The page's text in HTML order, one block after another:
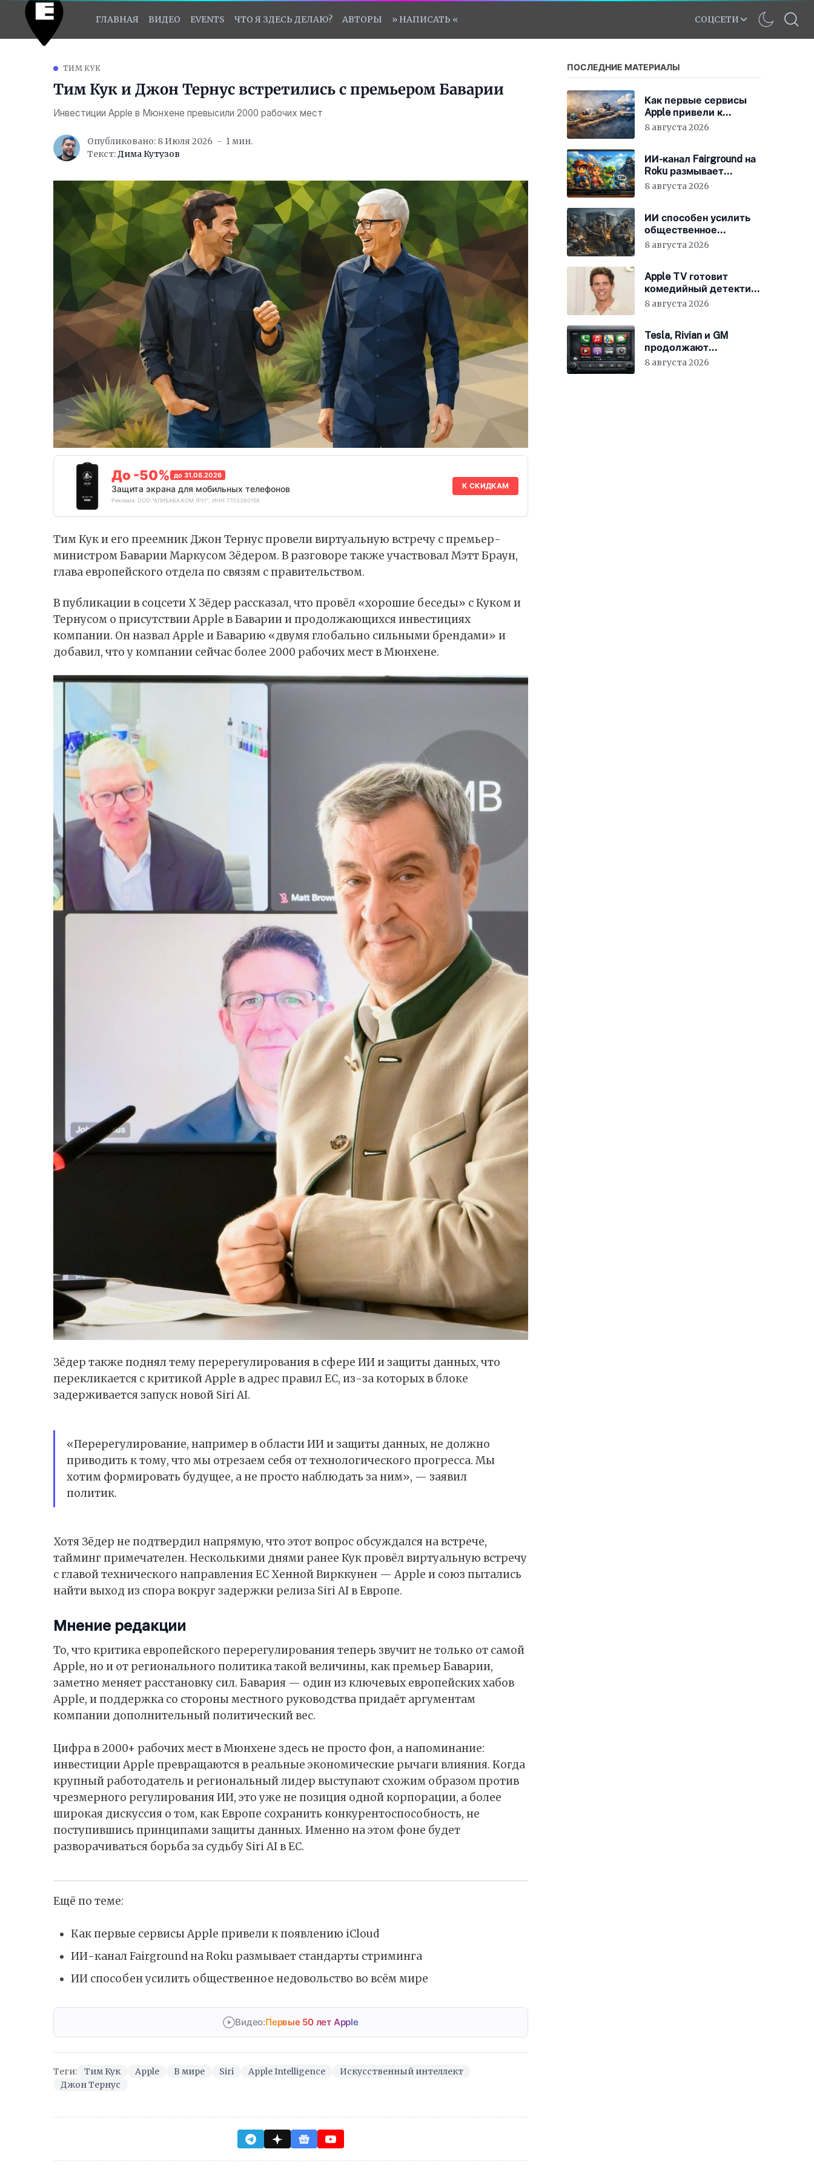
ГЛАВНАЯ ВИДЕО EVENTS ЧТО Я ЗДЕСЬ ДЕЛАЮ? АВТОРЫ » НАПИСАТЬ « СОЦСЕТИ
ТИМ КУК
Тим Кук и Джон Тернус встретились с премьером Баварии
Инвестиции Apple в Мюнхене превысили 2000 рабочих мест
Опубликовано: 8 Июля 2026
1 мин.
Текст:Дима Кутузов
До -50% до 31.08.2026
Защита экрана для мобильных телефонов
Реклама. ООО "АЛИБАБА.КОМ (РУ)", ИНН 7703380158
К СКИДКАМ
Тим Кук и его преемник Джон Тернуспровеливиртуальную встречу с премьер-
министром Баварии Маркусом Зёдером. В разговоре также участвовал Мэтт Браун,
глава европейского отдела по связям с правительством.
В публикации в соцсети X Зёдер рассказал, что провёл «хорошие беседы» с Куком и
Тернусом о присутствии Apple в Баварии и продолжающихся инвестициях
компании. Он назвал Apple и Баварию «двумя глобально сильными брендами» и
добавил, что у компании сейчас более 2000 рабочих мест в Мюнхене.
Зёдер также поднял тему перерегулирования в сфере ИИ и защиты данных, что
перекликается с критикой Apple в адрес правил ЕС, из-за которых в блоке
задерживается запуск новой Siri AI.
«Перерегулирование, например в области ИИ и защиты данных, не должно
приводить к тому, что мы отрезаем себя от технологического прогресса. Мы
хотим формировать будущее, а не просто наблюдать за ним», — заявил
политик.
Хотя Зёдер не подтвердил напрямую, что этот вопрос обсуждался на встрече,
тайминг примечателен. Несколькими днями ранее Кук провёл виртуальную встречу
с главой технического направления ЕС Хенной Вирккунен — Apple и союз пытались
найти выход из спора вокруг задержки релиза Siri AI в Европе.
Мнение редакции
То, что критика европейского перерегулирования теперь звучит не только от самой
Apple, но и от регионального политика такой величины, как премьер Баварии,
заметно меняет расстановку сил. Бавария — один из ключевых европейских хабов
Apple, и поддержка со стороны местного руководства придаёт аргументам
компании дополнительный политический вес.
Цифра в 2000+ рабочих мест в Мюнхене здесь не просто фон, а напоминание:
инвестиции Apple превращаются в реальные экономические рычаги влияния. Когда
крупный работодатель и региональный лидер выступают схожим образом против
чрезмерного регулирования ИИ, это уже не позиция одной корпорации, а более
широкая дискуссия о том, как Европе сохранить конкурентоспособность, не
поступившись принципами защиты данных. Именно на этом фоне будет
разворачиваться борьба за судьбу Siri AI в ЕС.
Ещё по теме:
Как первые сервисы Apple привели к появлению iCloud
ИИ-канал Fairground на Roku размывает стандарты стриминга
ИИ способен усилить общественное недовольство во всём мире
Видео:Первые 50 лет Apple
Теги: Тим Кук Apple В мире Siri Apple Intelligence
Искусственный интеллект
Джон Тернус
ПОСЛЕДНИЕ МАТЕРИАЛЫ
Как первые сервисы
Apple привели к
появлению iCloud
8 августа 2026
ИИ-канал Fairground на
Roku размывает
стандарты стриминга
8 августа 2026
ИИ способен усилить
общественное
недовольство во всём
8 августа 2026
Apple TV готовит
комедийный детектив
с Джеймсом
8 августа 2026
Tesla, Rivian и GM
продолжают
отказываться от
8 августа 2026